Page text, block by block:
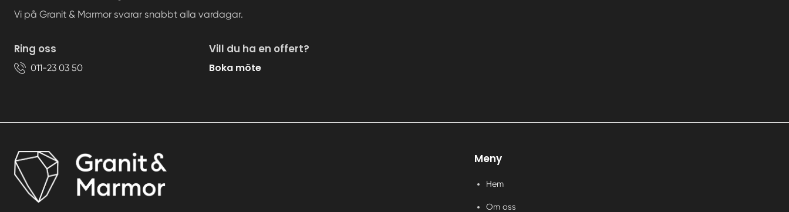
Vi på Granit & Marmor svarar snabbt alla vardagar.
Ring oss
011-23 03 50
Vill du ha en offert?
Boka möte
Meny
Hem
Om oss